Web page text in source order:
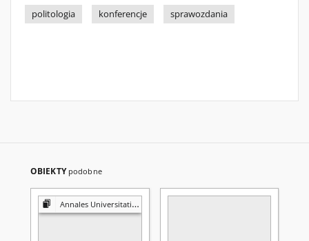
politologia
konferencje sprawozdania
OBIEKTY podobne
Annales Universitatis Mariae Curie-Skłodowska. Sectio K, Politologia